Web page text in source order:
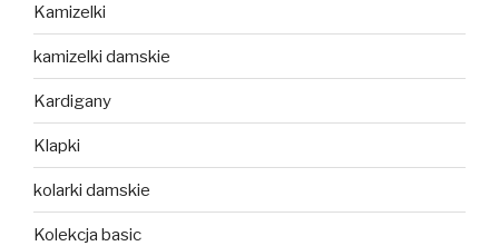
Kamizelki
kamizelki damskie
Kardigany
Klapki
kolarki damskie
Kolekcja basic